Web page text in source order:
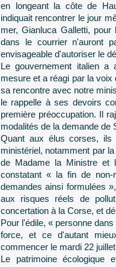
en longeant la côte de
indiquait rencontrer le jour
mer, Gianluca Galletti,
dans le courrier n'auront
envisageable d'autoriser le
Le gouvernement italien
mesure et a réagi par la
sa rencontre avec notre
le rappelle à ses devoirs
première préoccupation. Il
modalités de la demande de
Quant aux élus corses, ils
ministériel, notamment par
de Madame la Ministre et
constatant « la fin de non-
demandes ainsi formulées
aux risques réels de
concertation à la Corse, et
Pour l'édile, « personne
force, et ce d'autant
commencer le mardi 22
Le patrimoine écologique